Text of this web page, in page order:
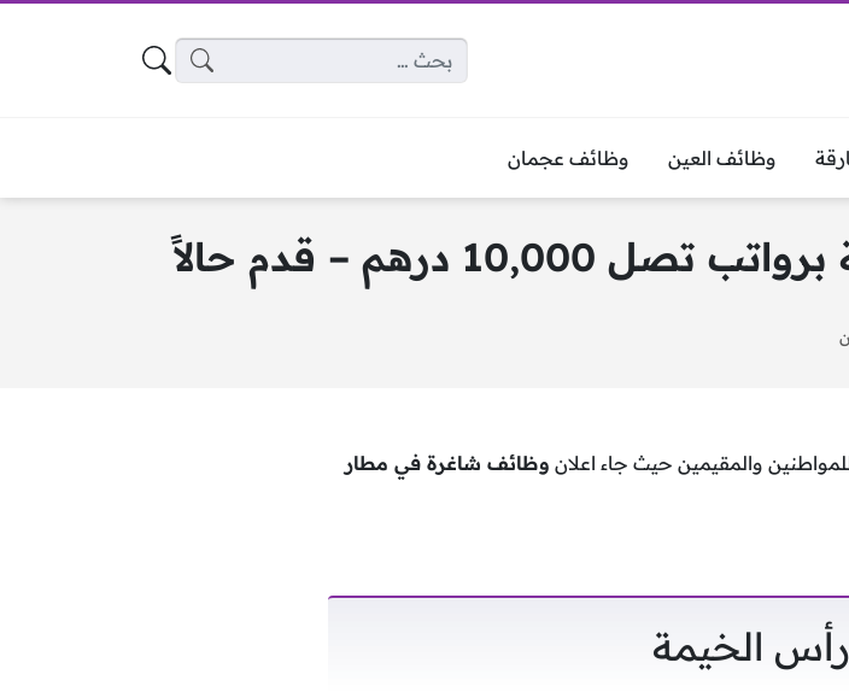
البحث عن:
وظائف العين وظائف عجمان
درهم – قدم حالاً
وظائف شاغرة في مطار
الخيمة